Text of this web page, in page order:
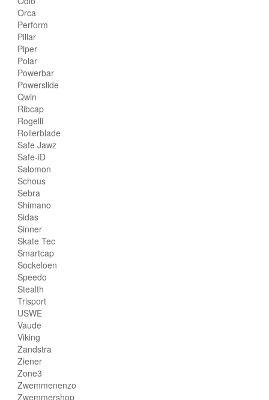
Orca
Perform
Pillar
Piper
Polar
Powerbar
Powerslide
Qwin
Ribcap
Rogelli
Rollerblade
Safe Jawz
Safe-iD
Salomon
Schous
Sebra
Shimano
Sidas
Sinner
Skate Tec
Smartcap
Sockeloen
Speedo
Stealth
Trisport
USWE
Vaude
Viking
Zandstra
Ziener
Zone3
Zwemmenenzo
Zwemmershop